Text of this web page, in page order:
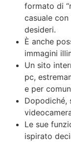
formato di
casuale
desideri.
È anche
immagini
Un sito
pc,
e per
Dopodiché,
Le sue
ispirato